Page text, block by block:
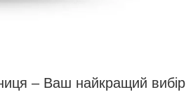
– Ваш найкращий вибір